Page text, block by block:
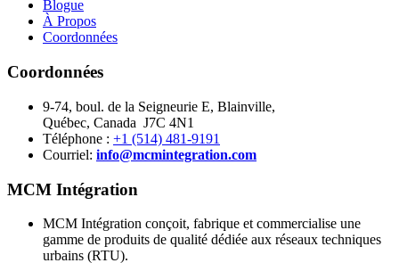
Blogue
À Propos
Coordonnées
Coordonnées
9-74, boul. de la Seigneurie E, Blainville,
Québec, Canada J7C 4N1
Téléphone : +1 (514) 481-9191
Courriel: info@mcmintegration.com
MCM Intégration
MCM Intégration conçoit, fabrique et commercialise une
gamme de produits de qualité dédiée aux réseaux techniques
urbains (RTU).